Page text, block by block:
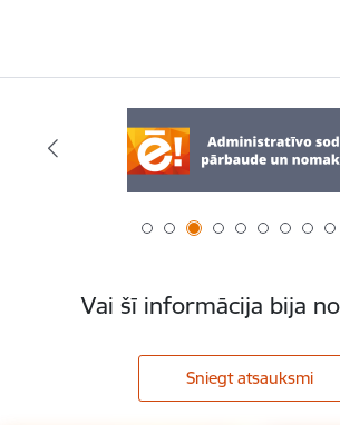
Vai šī informācija bija
Sniegt atsauksmi